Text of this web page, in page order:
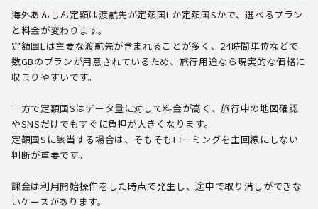
海外あんしん定額は渡航先が定額国Lか定額国Sかで、選べるプラン
と料金が変わります。
定額国Lは主要な渡航先が含まれることが多く、24時間単位などで
数GBのプランが用意されているため、旅行用途なら現実的な価格に
収まりやすいです。
一方で定額国Sはデータ量に対して料金が高く、旅行中の地図確認
やSNSだけでもすぐに負担が大きくなります。
定額国Sに該当する場合は、そもそもローミングを主回線にしない
判断が重要です。
課金は利用開始操作をした時点で発生し、途中で取り消しができな
いケースがあります。